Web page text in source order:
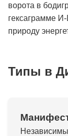
ворота в
гексаграмме
природу
Типы в